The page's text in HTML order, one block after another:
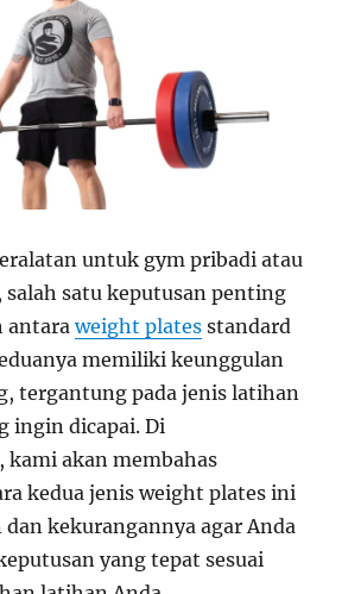
untuk gym pribadi atau
salah satu keputusan penting
antaraweight plates standard
memiliki keunggulan
tergantung pada jenis latihan
ingin dicapai. Di
, kami akan membahas
kedua jenis weight plates ini
kekurangannya agar Anda
yang tepat sesuai